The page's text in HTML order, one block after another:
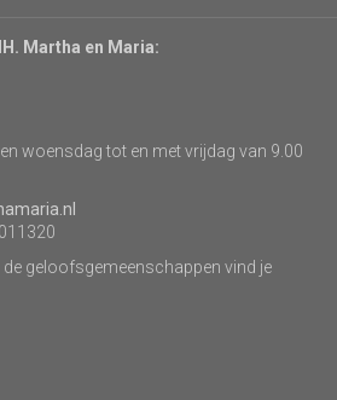
Martha en Maria:
woensdag tot en met vrijdag van 9.00
geloofsgemeenschappen vind je